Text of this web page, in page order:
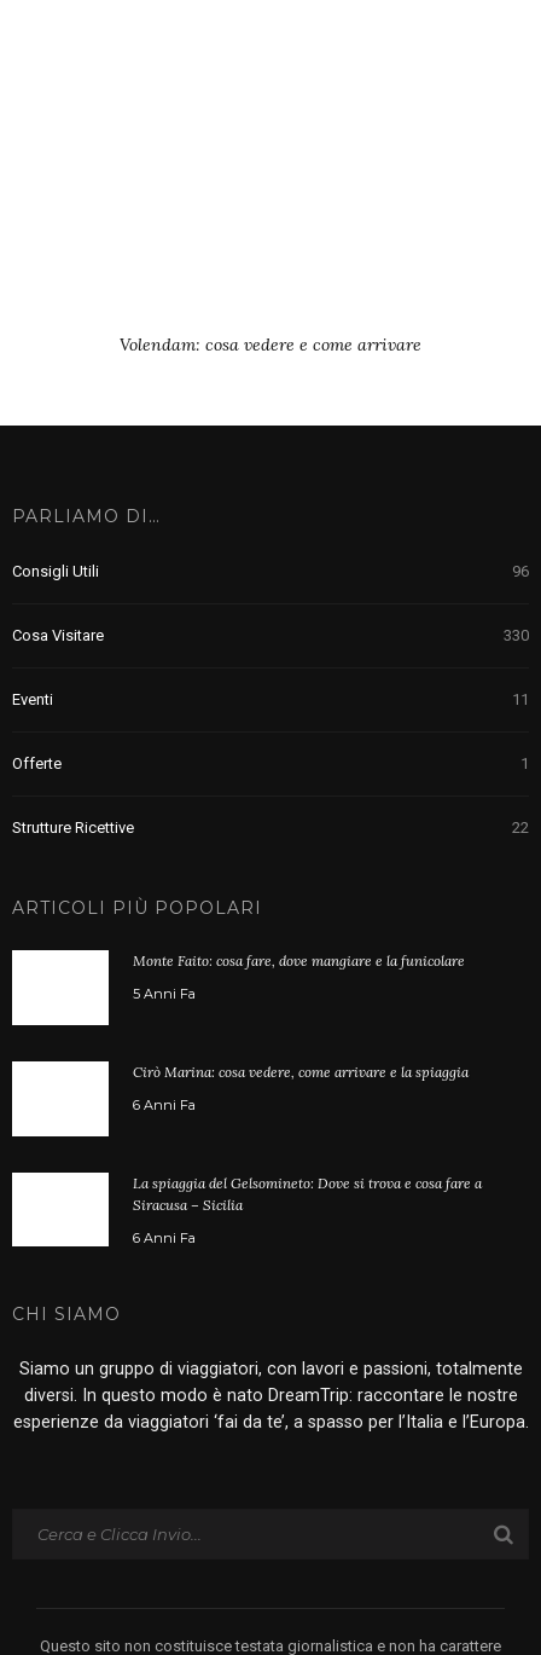
Volendam: cosa vedere e come arrivare
PARLIAMO DI…
Consigli Utili 96
Cosa Visitare 330
Eventi 11
Offerte 1
Strutture Ricettive 22
ARTICOLI PIÙ POPOLARI
Monte Faito: cosa fare, dove mangiare e la funicolare
5 Anni Fa
Cirò Marina: cosa vedere, come arrivare e la spiaggia
6 Anni Fa
La spiaggia del Gelsomineto: Dove si trova e cosa fare a
Siracusa – Sicilia
6 Anni Fa
CHI SIAMO
Siamo un gruppo di viaggiatori, con lavori e passioni, totalmente
diversi. In questo modo è nato DreamTrip: raccontare le nostre
esperienze da viaggiatori ‘fai da te’, a spasso per l’Italia e l’Europa.
Questo sito non costituisce testata giornalistica e non ha carattere